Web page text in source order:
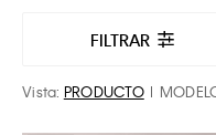
FILTRAR
Vista: PRODUCTO